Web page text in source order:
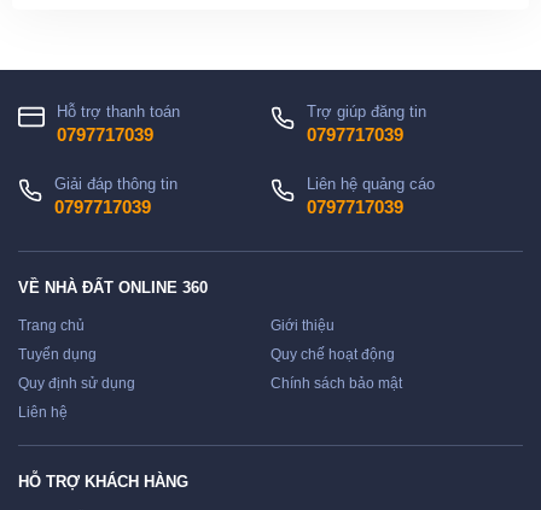
Hỗ trợ thanh toán
0797717039
Trợ giúp đăng tin
0797717039
Giải đáp thông tin
0797717039
Liên hệ quảng cáo
0797717039
VỀ NHÀ ĐẤT ONLINE 360
Trang chủ
Giới thiệu
Tuyển dụng
Quy chế hoạt động
Quy định sử dụng
Chính sách bảo mật
Liên hệ
HỖ TRỢ KHÁCH HÀNG